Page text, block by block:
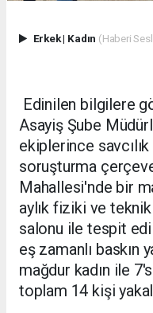
Erkek| Kadın (Haberi
Edinilen bilgilere
Asayiş Şube
ekiplerince
soruşturma
Mahallesi'nde bir
aylık fiziki ve
salonu ile tespit
eş zamanlı baskın
mağdur kadın ile
toplam 14 kişi